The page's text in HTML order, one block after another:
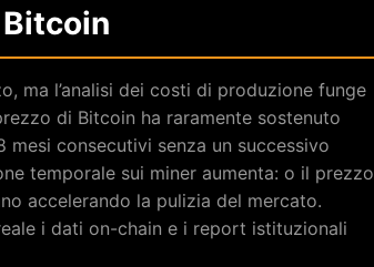
ma l’analisi dei costi di produzione funge
di Bitcoin ha raramente sostenuto
consecutivi senza un successivo
temporale sui miner aumenta: o il prezzo
accelerando la pulizia del mercato.
i dati on-chain e i report istituzionali